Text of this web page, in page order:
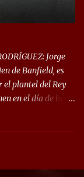
Jorge
de Banfield, es
el plantel del Rey
en el día de hoy
se sabe, Banfield
cercana a los
del Banfield y